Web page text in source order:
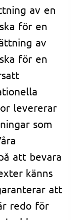
av en
för en
av
för en
levererar
som
att bevara
känns
att
redo för